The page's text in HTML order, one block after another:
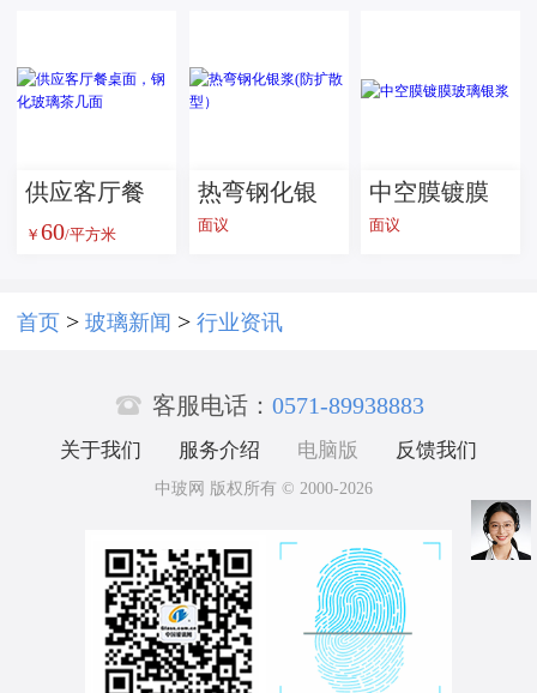
供应客厅餐
桌面，钢化
￥ 60/平方米
热弯钢化银
浆(防扩散
面议
中空膜镀膜
玻璃银浆
面议
首页 > 玻璃新闻 > 行业资讯
 客服电话： 0571-89938883
关于我们 服务介绍 电脑版 反馈我们
中玻网 版权所有 © 2000-2026